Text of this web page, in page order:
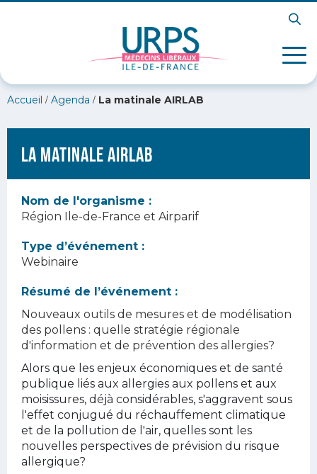
Accueil / Agenda / La matinale AIRLAB
La matinale AIRLAB
Nom de l'organisme :
Région Ile-de-France et Airparif
Type d’événement :
Webinaire
Résumé de l’événement :
Nouveaux outils de mesures et de modélisation
des pollens : quelle stratégie régionale
d'information et de prévention des allergies?
Alors que les enjeux économiques et de santé
publique liés aux allergies aux pollens et aux
moisissures, déjà considérables, s'aggravent sous
l'effet conjugué du réchauffement climatique
et de la pollution de l'air, quelles sont les
nouvelles perspectives de prévision du risque
allergique?